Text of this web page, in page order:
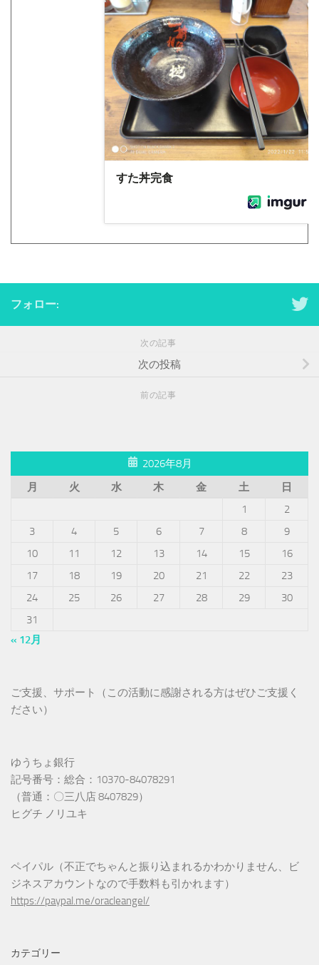
フォロー:
次の記事
次の投稿
前の記事
2026年8月
月
火 水 木 金 土
日
1
2
3
4 5 6 7 8
9
10
11 12 13 14 15
16
17
18 19 20 21 22
23
24
25 26 27 28 29
30
31
« 12月
ご支援、サポート（この活動に感謝される方はぜひご支援く
ださい）
ゆうちょ銀行
記号番号：総合：10370-84078291
（普通：〇三八店 8407829）
ヒグチ ノリユキ
ペイパル（不正でちゃんと振り込まれるかわかりません、ビ
ジネスアカウントなので手数料も引かれます）
https://paypal.me/oracleangel/
カテゴリー